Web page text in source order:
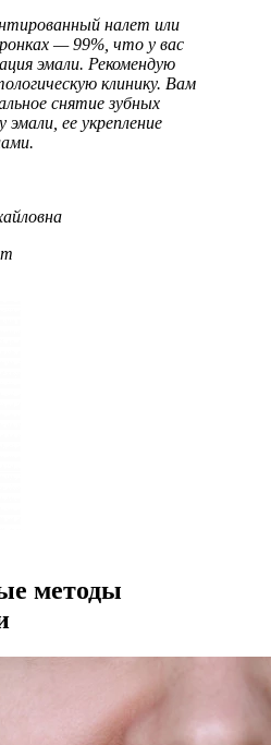
налет или
— 99%, что у вас
эмали. Рекомендую
клинику. Вам
снятие зубных
ее укрепление
методы